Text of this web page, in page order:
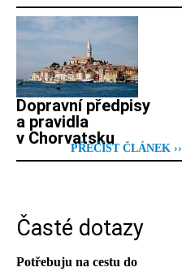
Dopravní předpisy
a pravidla
v Chorvatsku
PŘEČÍST ČLÁNEK ››
Časté dotazy
Potřebuju na cestu do